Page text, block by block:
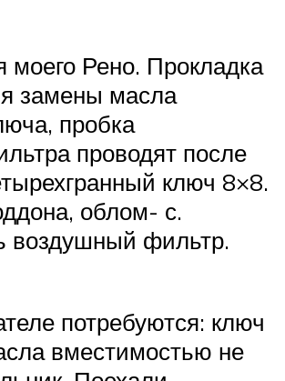
моего Рено. Прокладка
замены масла
пробка
проводят после
ключ 8×8.
облом- с.
воздушный фильтр.
потребуются: ключ
вместимостью не